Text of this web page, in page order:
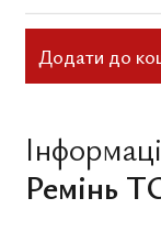
Додати до
Ремінь